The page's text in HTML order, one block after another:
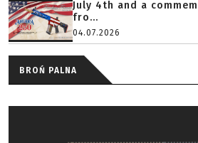
July 4th and a
fro...
04.07.2026
BROŃ PALNA